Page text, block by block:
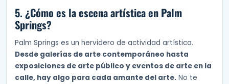
5. ¿Cómo es la escena artística en Palm
Springs?
Palm Springs es un hervidero de actividad artística.
Desde galerías de arte contemporáneo hasta
exposiciones de arte público y eventos de arte en la
calle, hay algo para cada amante del arte. No te